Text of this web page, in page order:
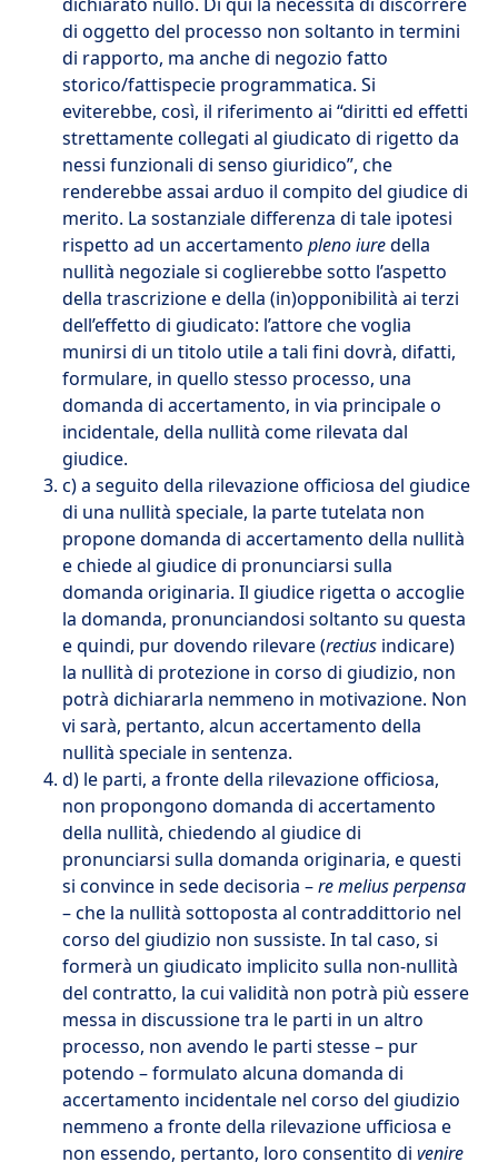
dichiarato nullo. Di qui la necessità di discorrere
di oggetto del processo non soltanto in termini
di rapporto, ma anche di negozio fatto
storico/fattispecie programmatica. Si
eviterebbe, così, il riferimento ai “diritti ed effetti
strettamente collegati al giudicato di rigetto da
nessi funzionali di senso giuridico”, che
renderebbe assai arduo il compito del giudice di
merito. La sostanziale differenza di tale ipotesi
rispetto ad un accertamento pleno iuredella
nullità negoziale si coglierebbe sotto l’aspetto
della trascrizione e della (in)opponibilità ai terzi
dell’effetto di giudicato: l’attore che voglia
munirsi di un titolo utile a tali fini dovrà, difatti,
formulare, in quello stesso processo, una
domanda di accertamento, in via principale o
incidentale, della nullità come rilevata dal
giudice.
c) a seguito della rilevazione officiosa del giudice
di una nullità speciale, la parte tutelata non
propone domanda di accertamento della nullità
e chiede al giudice di pronunciarsi sulla
domanda originaria. Il giudice rigetta o accoglie
la domanda, pronunciandosi soltanto su questa
e quindi, pur dovendo rilevare (rectius indicare)
la nullità di protezione in corso di giudizio, non
potrà dichiararla nemmeno in motivazione. Non
vi sarà, pertanto, alcun accertamento della
nullità speciale in sentenza.
d) le parti, a fronte della rilevazione officiosa,
non propongono domanda di accertamento
della nullità, chiedendo al giudice di
pronunciarsi sulla domanda originaria, e questi
si convince in sede decisoria –re melius perpensa
– che la nullità sottoposta al contraddittorio nel
corso del giudizio non sussiste. In tal caso, si
formerà un giudicato implicito sulla non-nullità
del contratto, la cui validità non potrà più essere
messa in discussione tra le parti in un altro
processo, non avendo le parti stesse – pur
potendo – formulato alcuna domanda di
accertamento incidentale nel corso del giudizio
nemmeno a fronte della rilevazione ufficiosa e
non essendo, pertanto, loro consentito di venire